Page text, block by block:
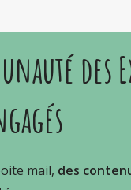
des
mail, des